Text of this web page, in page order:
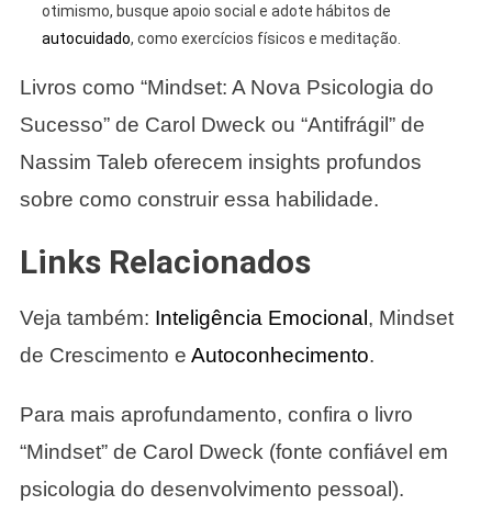
otimismo, busque apoio social e adote hábitos de
autocuidado, como exercícios físicos e meditação.
Livros como “Mindset: A Nova Psicologia do
Sucesso” de Carol Dweck ou “Antifrágil” de
Nassim Taleb oferecem insights profundos
sobre como construir essa habilidade.
Links Relacionados
Veja também: Inteligência Emocional, Mindset
de Crescimento e Autoconhecimento.
Para mais aprofundamento, confira o livro
“Mindset” de Carol Dweck (fonte confiável em
psicologia do desenvolvimento pessoal).